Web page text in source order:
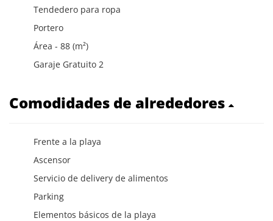
Tendedero para ropa
Portero
Área - 88 (m²)
Garaje Gratuito 2
Comodidades de alrededores
Frente a la playa
Ascensor
Servicio de delivery de alimentos
Parking
Elementos básicos de la playa